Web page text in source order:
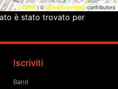
Leaflet| © OpenStreetMap contributors
è stato trovato per
Iscriviti
Band